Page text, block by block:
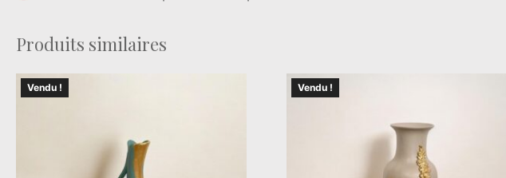
Produits similaires
Vendu ! Vendu !